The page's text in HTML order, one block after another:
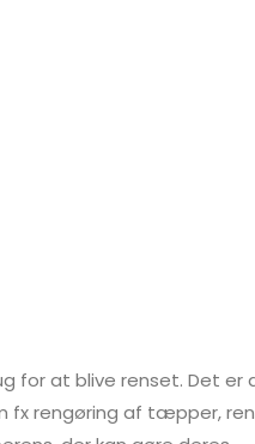
for at blive renset. Det er
fx rengøring af tæpper,